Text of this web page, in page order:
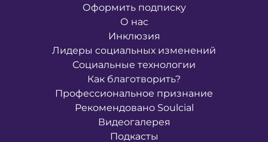
Оформить подписку
О нас
Инклюзия
Лидеры социальных изменений
Социальные технологии
Как благотворить?
Профессиональное признание
Рекомендовано Soulcial
Видеогалерея
Подкасты